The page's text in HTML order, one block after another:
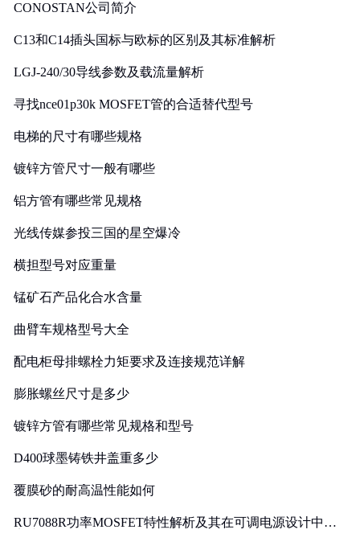
CONOSTAN公司简介
C13和C14插头国标与欧标的区别及其标准解析
LGJ-240/30导线参数及载流量解析
寻找nce01p30k MOSFET管的合适替代型号
电梯的尺寸有哪些规格
镀锌方管尺寸一般有哪些
铝方管有哪些常见规格
光线传媒参投三国的星空爆冷
横担型号对应重量
锰矿石产品化合水含量
曲臂车规格型号大全
配电柜母排螺栓力矩要求及连接规范详解
膨胀螺丝尺寸是多少
镀锌方管有哪些常见规格和型号
D400球墨铸铁井盖重多少
覆膜砂的耐高温性能如何
RU7088R功率MOSFET特性解析及其在可调电源设计中的